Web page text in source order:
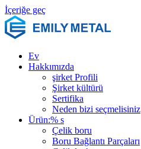
İçeriğe geç
Ev
Hakkımızda
şirket Profili
Şirket kültürü
Sertifika
Neden bizi seçmelisiniz
Ürün:% s
Çelik boru
Boru Bağlantı Parçaları